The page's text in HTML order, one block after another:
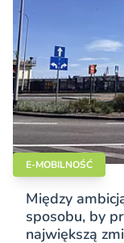
E-MOBILNOŚĆ
Między
sposobu, by
największą